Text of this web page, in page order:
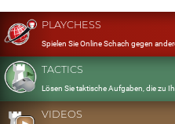
PLAYCHESS
Spielen Sie Online Schach gegen
TACTICS
Lösen Sie taktische Aufgaben, die zu
VIDEOS